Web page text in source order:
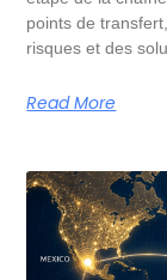
points de
risques et des
Read More